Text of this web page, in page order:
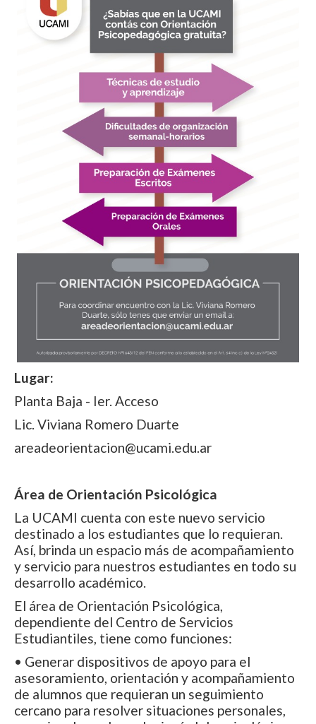
Lugar:
Planta Baja - Ier. Acceso
Lic. Viviana Romero Duarte
areadeorientacion@ucami.edu.ar
Área de Orientación Psicológica
La UCAMI cuenta con este nuevo servicio
destinado a los estudiantes que lo requieran.
Así, brinda un espacio más de acompañamiento
y servicio para nuestros estudiantes en todo su
desarrollo académico.
El área de Orientación Psicológica,
dependiente del Centro de Servicios
Estudiantiles, tiene como funciones:
• Generar dispositivos de apoyo para el
asesoramiento, orientación y acompañamiento
de alumnos que requieran un seguimiento
cercano para resolver situaciones personales,